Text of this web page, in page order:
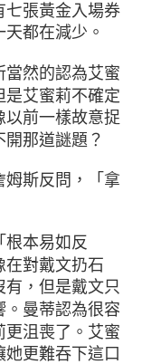
七張黃金入場券
都在減少。
當然的認為艾蜜
是艾蜜莉不確定
以前一樣故意捉
那道謎題？
姆斯反問，「拿
根本易如反
在對戴文扔石
，但是戴文只
。曼蒂認為很容
更沮喪了。艾蜜
更難吞下這口